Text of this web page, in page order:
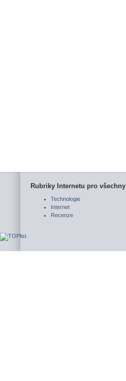
Rubriky Internetu pro všechny
Technologie
Internet
Recenze